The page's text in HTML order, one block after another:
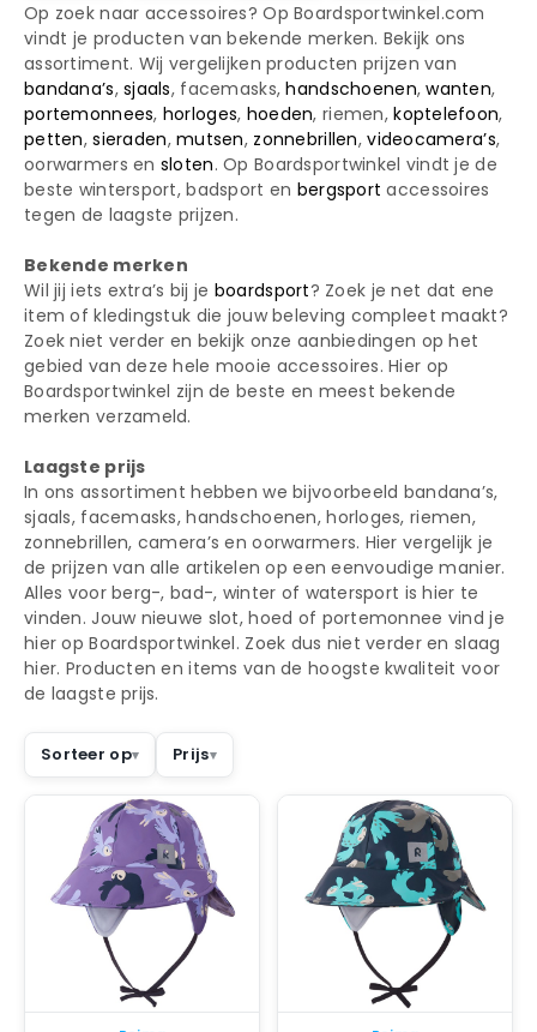
Op zoek naar accessoires? Op Boardsportwinkel.com
vindt je producten van bekende merken. Bekijk ons
assortiment. Wij vergelijken producten prijzen van
bandana’s,sjaals, facemasks,handschoenen,wanten,
portemonnees, horloges, hoeden, riemen,koptelefoon,
petten,sieraden,mutsen, zonnebrillen,videocamera’s,
oorwarmers en sloten. Op Boardsportwinkel vindt je de
beste wintersport, badsport en bergsport accessoires
tegen de laagste prijzen.
Bekende merken
Wil jij iets extra’s bij je boardsport? Zoek je net dat ene
item of kledingstuk die jouw beleving compleet maakt?
Zoek niet verder en bekijk onze aanbiedingen op het
gebied van deze hele mooie accessoires. Hier op
Boardsportwinkel zijn de beste en meest bekende
merken verzameld.
Laagste prijs
In ons assortiment hebben we bijvoorbeeld bandana’s,
sjaals, facemasks, handschoenen, horloges, riemen,
zonnebrillen, camera’s en oorwarmers. Hier vergelijk je
de prijzen van alle artikelen op een eenvoudige manier.
Alles voor berg-, bad-, winter of watersport is hier te
vinden. Jouw nieuwe slot, hoed of portemonnee vind je
hier op Boardsportwinkel. Zoek dus niet verder en slaag
hier. Producten en items van de hoogste kwaliteit voor
de laagste prijs.
Sorteer op Prijs